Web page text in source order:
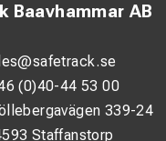
Baavhammar AB
(0)40-44 53 00
339-24
Staffanstorp